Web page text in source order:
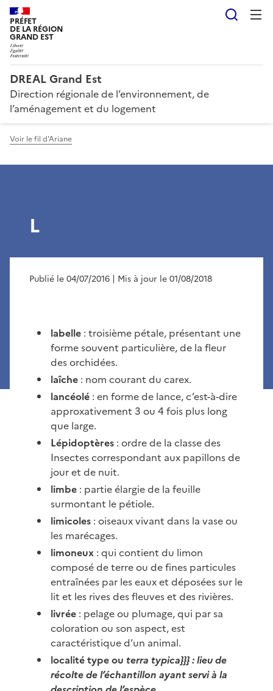
PRÉFET
DE LA RÉGION
GRAND EST
DREAL Grand Est
Direction régionale de l’environnement, de
l’aménagement et du logement
Voir le fil d'Ariane
L
Publié le 04/07/2016 | Mis à jour le 01/08/2018
labelle : troisième pétale, présentant une
forme souvent particulière, de la fleur
des orchidées.
laîche : nom courant du carex.
lancéolé : en forme de lance, c’est-à-dire
approxativement 3 ou 4 fois plus long
que large.
Lépidoptères : ordre de la classe des
Insectes correspondant aux papillons de
jour et de nuit.
limbe : partie élargie de la feuille
surmontant le pétiole.
limicoles : oiseaux vivant dans la vase ou
les marécages.
limoneux : qui contient du limon
composé de terre ou de fines particules
entraînées par les eaux et déposées sur le
lit et les rives des fleuves et des rivières.
livrée : pelage ou plumage, qui par sa
coloration ou son aspect, est
caractéristique d’un animal.
localité type outerra typica}}} : lieu de
récolte de l’échantillon ayant servi à la